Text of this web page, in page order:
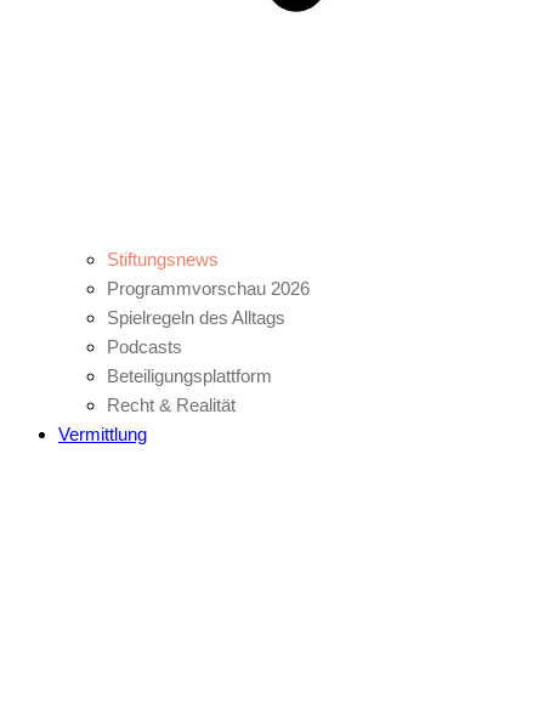
Stiftungsnews
Programmvorschau 2026
Spielregeln des Alltags
Podcasts
Beteiligungsplattform
Recht & Realität
Vermittlung